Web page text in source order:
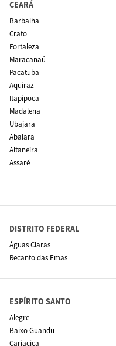
CEARÁ
Barbalha
Crato
Fortaleza
Maracanaú
Pacatuba
Aquiraz
Itapipoca
Madalena
Ubajara
Abaiara
Altaneira
Assaré
DISTRITO FEDERAL
Águas Claras
Recanto das Emas
ESPÍRITO SANTO
Alegre
Baixo Guandu
Cariacica